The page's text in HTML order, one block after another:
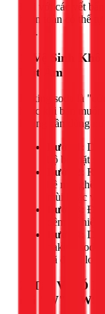
Đối với các vết
hoàn toàn có thể
nhà.
1. Vệ Sinh
Hút Ẩm
Baking soda là
hoặc khi bạn
không cần dùng
Bước 1:
bộ bề mặt
Bước 2:
bề mặt
mùi hoặc vết
Bước 3:
Để
đêm để
Bước 4:
baking
đã được loại
2. Tẩy Vết Ố
mã "W", "WS")